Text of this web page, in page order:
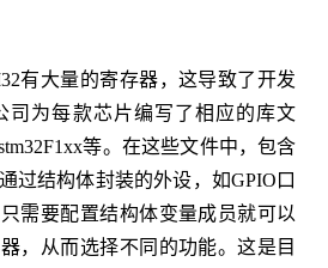
有大量的寄存器，这导致了开发
司为每款芯片编写了相应的库文
等。在这些文件中，包含
过结构体封装的外设，如GPIO口
需要配置结构体变量成员就可以
，从而选择不同的功能。这是目